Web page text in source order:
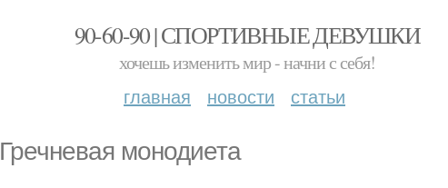
90-60-90 | СПОРТИВНЫЕ ДЕВУШКИ
хочешь изменить мир - начни с себя!
главная новости статьи
Гречневая монодиета